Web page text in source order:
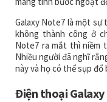
Galaxy Note7 là một sự
không thành công ở
Note7 ra mắt thì niềm
Nhiều người đã nghĩ
này và họ có thể sụp đổ
Điện thoại